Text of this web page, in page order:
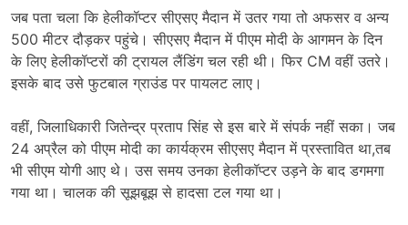
जब पता चला कि हेलीकॉप्टर सीएसए मैदान में उतर गया तो अफसर व अन्य
500 मीटर दौड़कर पहुंचे। सीएसए मैदान में पीएम मोदी के आगमन के दिन
के लिए हेलीकॉप्टरों की ट्रायल लैंडिंग चल रही थी। फिर CM वहीं उतरे।
इसके बाद उसे फुटबाल ग्राउंड पर पायलट लाए।
वहीं, जिलाधिकारी जितेन्द्र प्रताप सिंह से इस बारे में संपर्क नहीं सका। जब
24 अप्रैल को पीएम मोदी का कार्यक्रम सीएसए मैदान में प्रस्तावित था,तब
भी सीएम योगी आए थे। उस समय उनका हेलीकॉप्टर उड़ने के बाद डगमगा
गया था। चालक की सूझबूझ से हादसा टल गया था।